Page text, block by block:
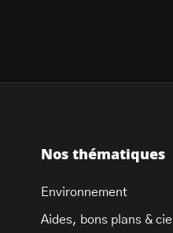
Nos thématiques
Environnement
Aides, bons plans & cie